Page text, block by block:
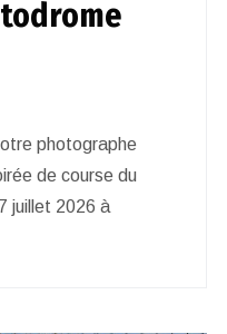
photographe
de course du
juillet 2026 à